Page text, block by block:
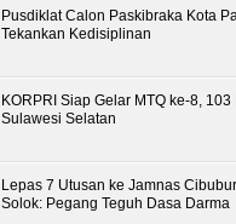
Pusdiklat Calon Paskibraka Kota
Tekankan Kedisiplinan
KORPRI Siap Gelar MTQ ke-8,
Sulawesi Selatan
Lepas 7 Utusan ke Jamnas
Solok: Pegang Teguh Dasa Darma